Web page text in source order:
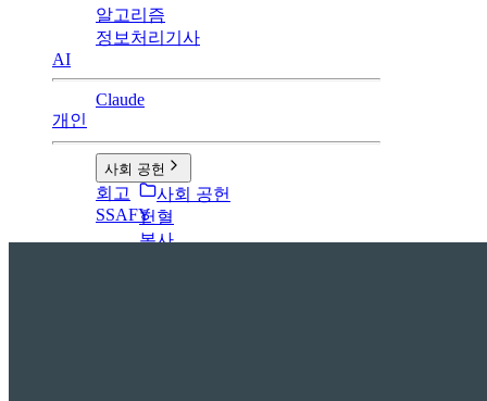
알고리즘
정보처리기사
AI
Claude
개인
사회 공헌
사회 공헌
헌혈
봉사
회고
SSAFY